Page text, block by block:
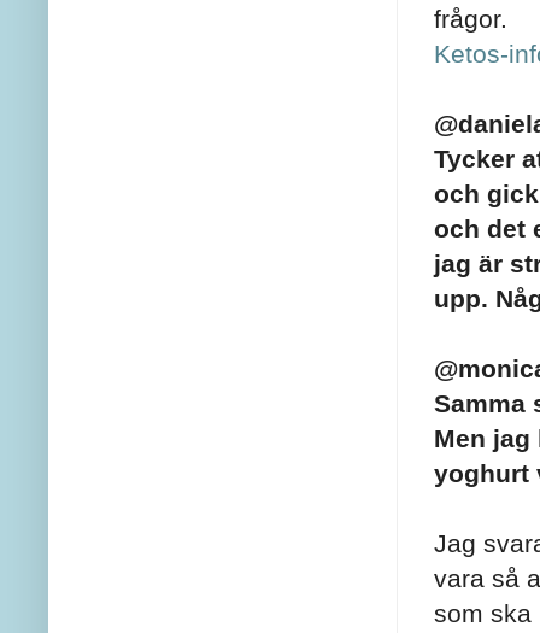
frågor.
Ketos-
Tycker
och
och det
jag är
upp.
Samma
Men
yoghurt
Jag
vara så
som ska